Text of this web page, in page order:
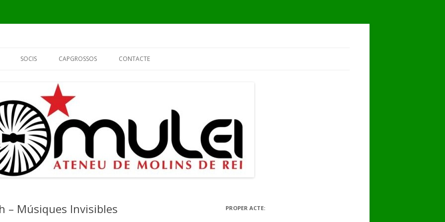
SOCIS
PER QUÈ SÓC DEL MULEI?
FORMULARI DE SOCI
CAPGROSSOS
EL FUSTER
L’ALCALDE
CONTACTE
– Músiques Invisibles PROPER ACTE: